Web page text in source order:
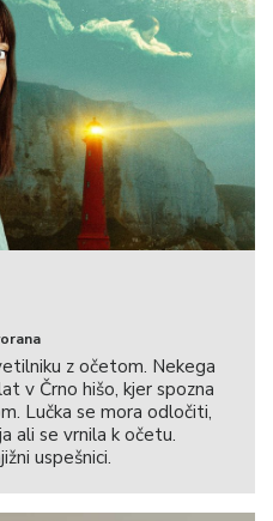
z očetom. Nekega
v Črno hišo, kjer spozna
Lučka se mora odločiti,
ali se vrnila k očetu.
uspešnici.